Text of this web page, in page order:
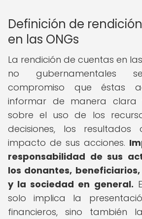
Definición de
en las ONGs
La rendición de cuentas en
no gubernamentales
compromiso que éstas
informar de manera clara
sobre el uso de los
decisiones, los
impacto de sus acciones.
responsabilidad de sus
los donantes,
y la sociedad en general.
solo implica la
financieros, sino también